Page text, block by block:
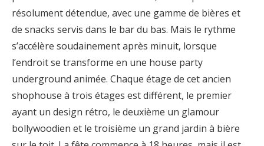
résolument détendue, avec une gamme de bières et
de snacks servis dans le bar du bas. Mais le rythme
s’accélère soudainement après minuit, lorsque
l’endroit se transforme en une house party
underground animée. Chaque étage de cet ancien
shophouse à trois étages est différent, le premier
ayant un design rétro, le deuxième un glamour
bollywoodien et le troisième un grand jardin à bière